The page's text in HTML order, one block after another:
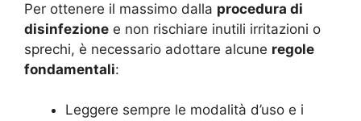
Per ottenere il massimo dalla procedura di
disinfezione e non rischiare inutili irritazioni o
sprechi, è necessario adottare alcune regole
fondamentali:
Leggere sempre le modalità d’uso e i